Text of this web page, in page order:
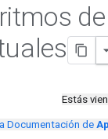
de
Estás
Documentación de